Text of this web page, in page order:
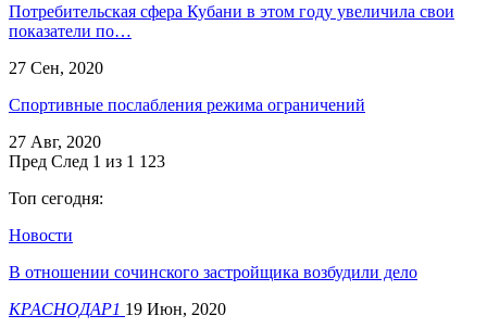
Потребительская сфера Кубани в этом году увеличила свои
показатели по…
27 Сен, 2020
Спортивные послабления режима ограничений
27 Авг, 2020
Пред След 1 из 1 123
Топ сегодня:
Новости
В отношении сочинского застройщика возбудили дело
КРАСНОДАР1 19 Июн, 2020